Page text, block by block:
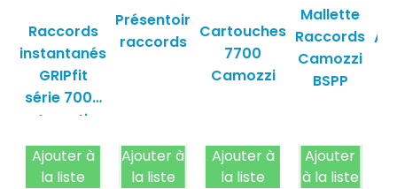
Raccords
instantanés
GRIPfit
série 7000
automation
Camozzi
Ajouter à
la liste
Présentoir
raccords
Ajouter à
la liste
Cartouches
7700
Camozzi
Ajouter à
la liste
Mallette
Raccords
Camozzi
BSPP
Ajouter
à la liste